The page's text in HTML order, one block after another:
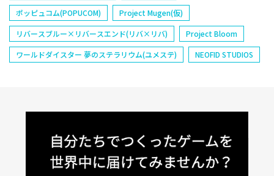
ポッピュコム(POPUCOM)
Project Mugen(仮)
リバースブルー×リバースエンド(リバ×リバ)
Project Bloom
ワールドダイスター 夢のステラリウム(ユメステ)
NEOFID STUDIOS